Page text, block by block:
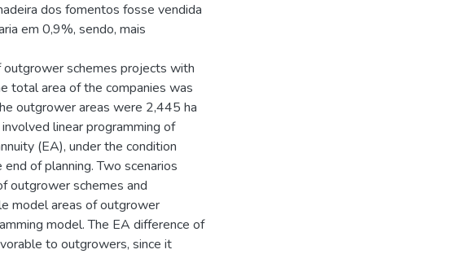
dos fomentos fosse vendida
em 0,9%, sendo, mais
schemes projects with
total area of the companies was
outgrower areas were 2,445 ha
linear programming of
(EA), under the condition
of planning. Two scenarios
outgrower schemes and
model areas of outgrower
model. The EA difference of
to outgrowers, since it